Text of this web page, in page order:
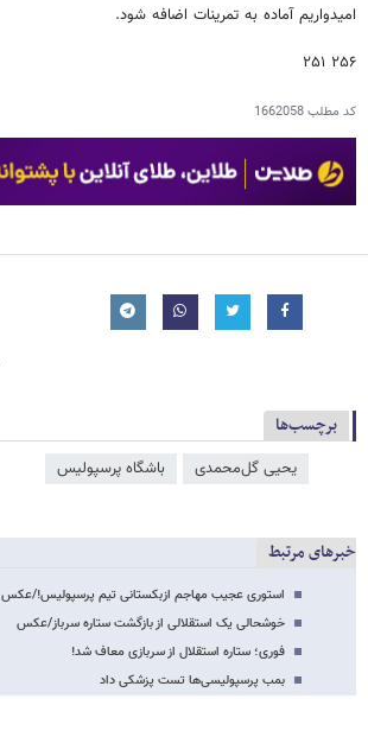
امیدواریم آماده به تمرینات اضافه شود.
۲۵۶ ۲۵۱
کد مطلب1662058
برچسب‌ها
یحیی گل‌محمدی باشگاه پرسپولیس
خبرهای مرتبط
استوری عجیب مهاجم ازبکستانی تیم پرسپولیس!/عکس
خوشحالی یک استقلالی از بازگشت ستاره سرباز/عکس
فوری؛ ستاره استقلال از سربازی معاف شد!
بمب پرسپولیسی‌ها تست پزشکی داد